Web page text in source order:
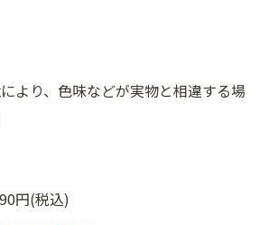
より、色味などが実物と相違する場
円(税込)